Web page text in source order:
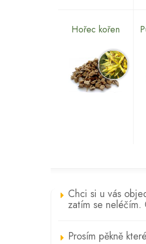
Hořec kořen
Chci si u vás
zatím se neléčím.
Prosím pěkně